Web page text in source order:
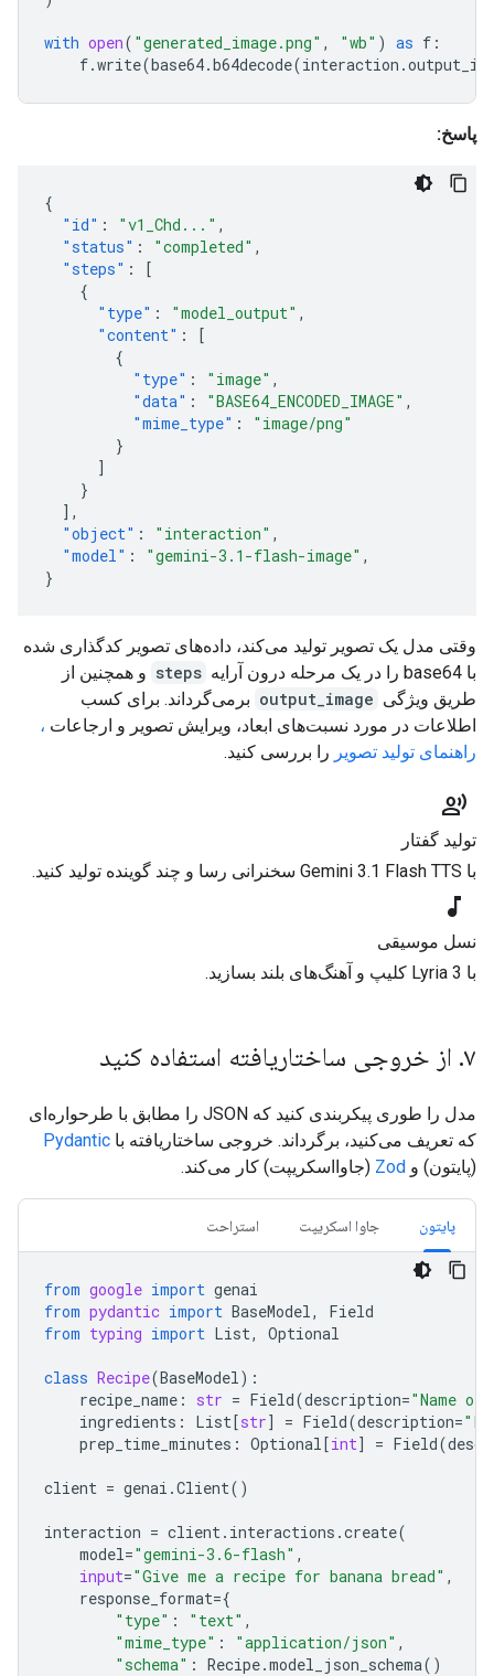
with open("generated_image.png" , "wb" ) as
f.write(base64.b64decode(interaction.
پاسخ:
"id"
: "v1_Chd..."
"status"
: "completed"
"steps"
:
"type"
: "model_output"
"content"
:
"type"
: "image"
"data"
: "BASE64_ENCODED_IMAGE"
"mime_type"
: "image/png"
"object"
: "interaction"
"model"
: "gemini-3.1-flash-image"
وقتی مدل یک تصویر تولید می‌کند، داده‌های تصویر کدگذاری شده
steps و همچنین از
طریق ویژگی output_image برمی‌گرداند. برای کسب
اطلاعات در مورد نسبت‌های ابعاد، ویرایش تصویر و ارجاعات،
راهنمای تولید تصویررا بررسی کنید.
record_voice_over
تولید گفتار
music_note
نسل موسیقی
مدل را طوری پیکربندی کنید که JSON را مطابق با طرحواره‌ای
که تعریف می‌کنید، برگرداند. خروجی ساختاریافته با Pydantic
(پایتون) و Zod(جاوااسکریپت) کار می‌کند.
پایتون جاوا اسکریپت استراحت
from google import genai
from pydantic import BaseModel , Field
from typing import List , Optional
class Recipe(BaseModel
recipe_name
: str = Field(description="Name
ingredients
: List[str ] = Field(description =
prep_time_minutes : Optional[int ] = Field(
client = genai.Client
interaction = client.interactions.create
model="gemini-3.6-flash"
input="Give me a recipe for banana bread"
response_format
"type"
: "text"
"mime_type"
: "application/json"
"schema" : Recipe.model_json_schema